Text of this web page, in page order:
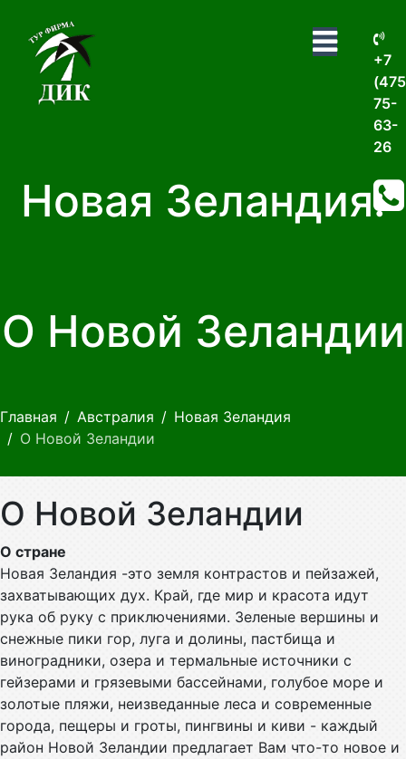
+7
75-
63-
26
Новая Зеландия:
О Новой Зеландии
Главная Австралия
Новая Зеландия
О Новой Зеландии
О Новой Зеландии
О стране
Новая Зеландия -это земля контрастов и пейзажей,
захватывающих дух. Край, где мир и красота идут
рука об руку с приключениями. Зеленые вершины и
снежные пики гор, луга и долины, пастбища и
виноградники, озера и термальные источники с
гейзерами и грязевыми бассейнами, голубое море и
золотые пляжи, неизведанные леса и современные
города, пещеры и гроты, пингвины и киви - каждый
район Новой Зеландии предлагает Вам что-то новое и